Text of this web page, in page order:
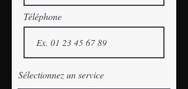
Téléphone
Sélectionnez un service